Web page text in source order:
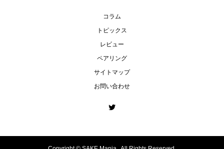
コラム
トピックス
レビュー
ペアリング
サイトマップ
お問い合わせ